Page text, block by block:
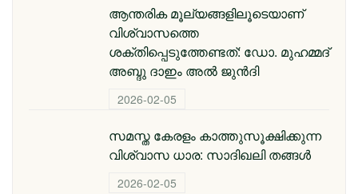
ആന്തരിക മൂല്യങ്ങളിലൂടെയാണ്
വിശ്വാസത്തെ
ശക്തിപ്പെടുത്തേണ്ടത്: ഡോ. മുഹമ്മദ്
അബ്ദു ദാഇം അല്‍ ജുന്‍ദി
2026-02-05
സമസ്ത കേരളം കാത്തുസൂക്ഷിക്കുന്ന
വിശ്വാസ ധാര: സാദിഖലി തങ്ങൾ
2026-02-05